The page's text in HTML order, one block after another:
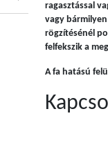
ragasztással
vagy
rögzítésénél
felfekszik a
A fa hatású